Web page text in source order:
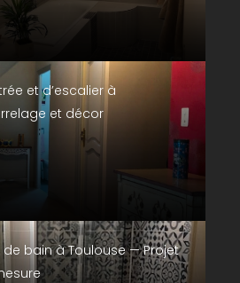
et d’escalier à
et décor
bain à Toulouse — Projet